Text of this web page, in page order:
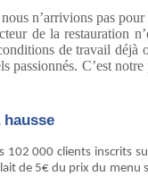
n’arrivions pas pour
de la restauration
de travail déjà
passionnés. C’est
000 clients inscrits
de 5€ du prix du menu